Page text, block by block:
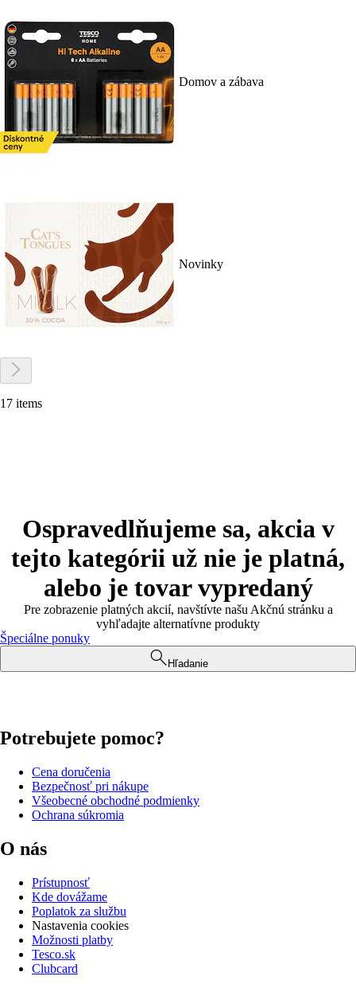
Domov a zábava
Novinky
17 items
Ospravedlňujeme sa, akcia v
tejto kategórii už nie je platná,
alebo je tovar vypredaný
Pre zobrazenie platných akcií, navštívte našu Akčnú stránku a
vyhľadajte alternatívne produkty
Špeciálne ponuky
Hľadanie
Potrebujete pomoc?
Cena doručenia
Bezpečnosť pri nákupe
Všeobecné obchodné podmienky
Ochrana súkromia
O nás
Prístupnosť
Kde dovážame
Poplatok za službu
Nastavenia cookies
Možnosti platby
Tesco.sk
Clubcard